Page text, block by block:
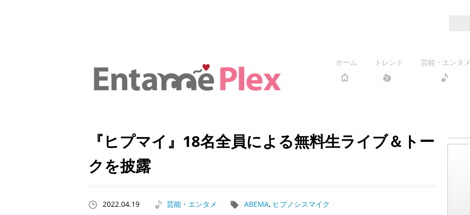
ホーム トレンド 芸能・エンタメ
『ヒプマイ』18名全員による無料生ライブ＆トー
クを披露
2022.04.19 芸能・エンタメ ABEMA, ヒプノシスマイク